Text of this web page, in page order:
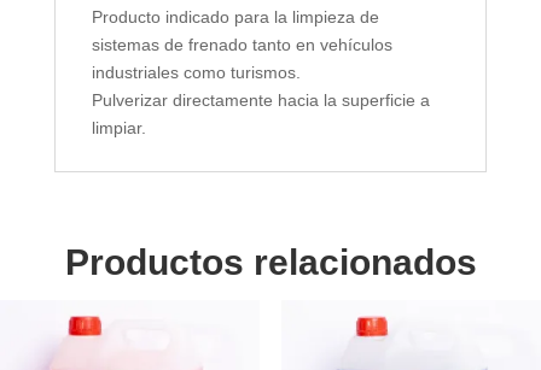
Producto indicado para la limpieza de
sistemas de frenado tanto en vehículos
industriales como turismos.
Pulverizar directamente hacia la superficie a
limpiar.
Productos relacionados